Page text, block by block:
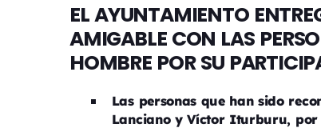
EL AYUNTAMIENTO
AMIGABLE CON LAS
HOMBRE POR SU
Las personas que han sido
Lanciano y Víctor Iturburu,